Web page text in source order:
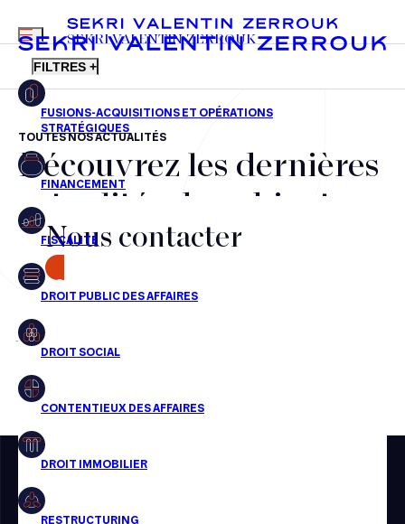
FR EN
MENU
SEKRI VALENTIN ZERROUK
FILTRES +
Fusions-acquisitions et opérations stratégiques
Financement
Fiscalité
Droit public des affaires
Droit social
Droit immobilier
Restructuring
TOUTES NOS ACTUALITÉS
Découvrez les dernières
actualités du cabinet,
nos récompenses et nos
transactions, jour après
jour
Aucun résultats pour cette recherche
Nous contacter